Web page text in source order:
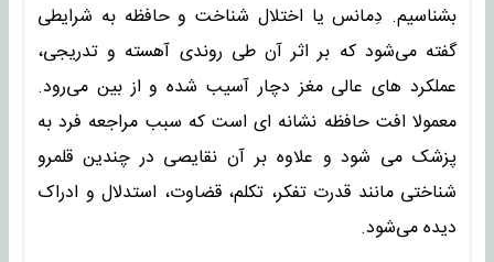
بشناسیم. دِمانس یا اختلال شناخت و حافظه به شرایطی
گفته می‌شود که بر اثر آن طی روندی آهسته و تدریجی،
عملکرد های عالی مغز دچار آسیب شده و از بین می‌‌رود.
معمولا افت حافظه نشانه ای است که سبب مراجعه فرد به
پزشک می شود و علاوه بر آن نقایصی در چندین قلمرو
شناختی مانند قدرت تفکر، تکلم، قضاوت، استدلال و ادراک
دیده می‌شود.